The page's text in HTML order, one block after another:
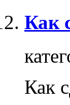
Как
Как